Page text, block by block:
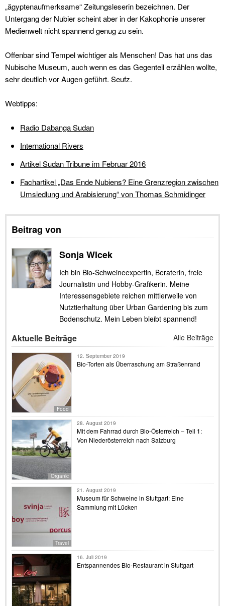
„ägyptenaufmerksame“ Zeitungsleserin bezeichnen. Der
Untergang der Nubier scheint aber in der Kakophonie unserer
Medienwelt nicht spannend genug zu sein.
Offenbar sind Tempel wichtiger als Menschen! Das hat uns das
Nubische Museum, auch wenn es das Gegenteil erzählen wollte,
sehr deutlich vor Augen geführt. Seufz.
Webtipps:
Radio Dabanga Sudan
International Rivers
Artikel Sudan Tribune im Februar 2016
Fachartikel „Das Ende Nubiens? Eine Grenzregion zwischen
Umsiedlung und Arabisierung“ von Thomas Schmidinger
Beitrag von
Sonja Wlcek
Ich bin Bio-Schweineexpertin, Beraterin, freie
Journalistin und Hobby-Grafikerin. Meine
Interessensgebiete reichen mittlerweile von
Nutztierhaltung über Urban Gardening bis zum
Bodenschutz. Mein Leben bleibt spannend!
Aktuelle Beiträge Alle Beiträge
Food
12. September 2019
Bio-Torten als Überraschung am Straßenrand
Organic
28. August 2019
Mit dem Fahrrad durch Bio-Österreich – Teil 1:
Von Niederösterreich nach Salzburg
Travel
21. August 2019
Museum für Schweine in Stuttgart: Eine
Sammlung mit Lücken
16. Juli 2019
Entspannendes Bio-Restaurant in Stuttgart